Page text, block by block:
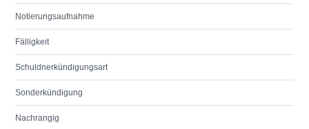
Notierungsaufnahme
Fälligkeit
Schuldnerkündigungsart
Sonderkündigung
Nachrangig